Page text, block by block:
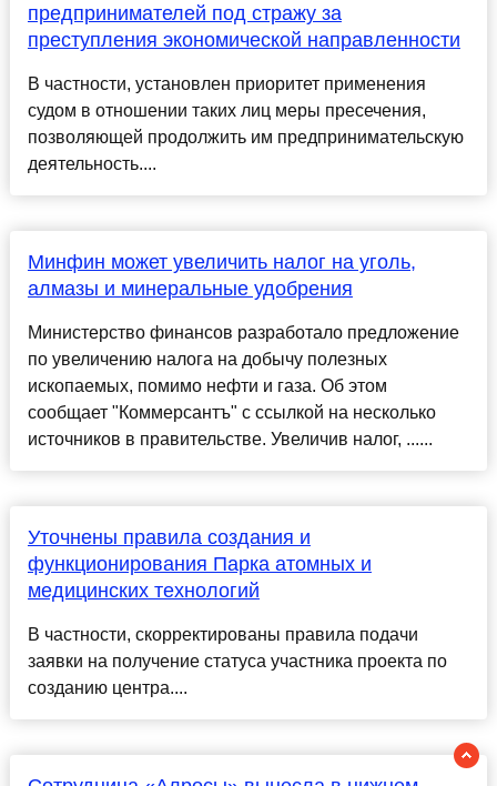
предпринимателей под стражу за
преступления экономической направленности
В частности, установлен приоритет применения
судом в отношении таких лиц меры пресечения,
позволяющей продолжить им предпринимательскую
деятельность....
Минфин может увеличить налог на уголь,
алмазы и минеральные удобрения
Министерство финансов разработало предложение
по увеличению налога на добычу полезных
ископаемых, помимо нефти и газа. Об этом
сообщает "Коммерсантъ" с ссылкой на несколько
источников в правительстве. Увеличив налог, ......
Уточнены правила создания и
функционирования Парка атомных и
медицинских технологий
В частности, скорректированы правила подачи
заявки на получение статуса участника проекта по
созданию центра....